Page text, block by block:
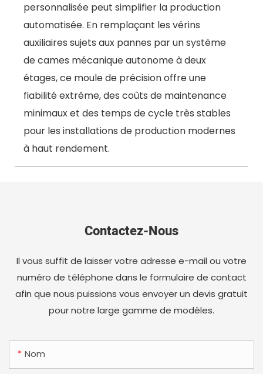
personnalisée peut simplifier la production
automatisée. En remplaçant les vérins
auxiliaires sujets aux pannes par un système
de cames mécanique autonome à deux
étages, ce moule de précision offre une
fiabilité extrême, des coûts de maintenance
minimaux et des temps de cycle très stables
pour les installations de production modernes
à haut rendement.
Contactez-Nous
Il vous suffit de laisser votre adresse e-mail ou votre
numéro de téléphone dans le formulaire de contact
afin que nous puissions vous envoyer un devis gratuit
pour notre large gamme de modèles.
Nom